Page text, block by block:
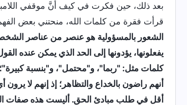
بعد ذلك، حين فكرت في كيف أنَّ موقفي
قرأت فقرة من كلمات الله، منحتني بعض
الشعور بالمسؤولية هو عنصر من عناصر
يفعلونها، يؤدونها إلى الحد الذي يمكن عنده
كلمات مثل: "ربما"، و"محتمل"، و"بنسبة كبيرة"؛
أنهم راضون بالخداع والتظاهر؛ إذ إنهم لا
أقل في طلب مبادئ الحق. أليست هذه صفات